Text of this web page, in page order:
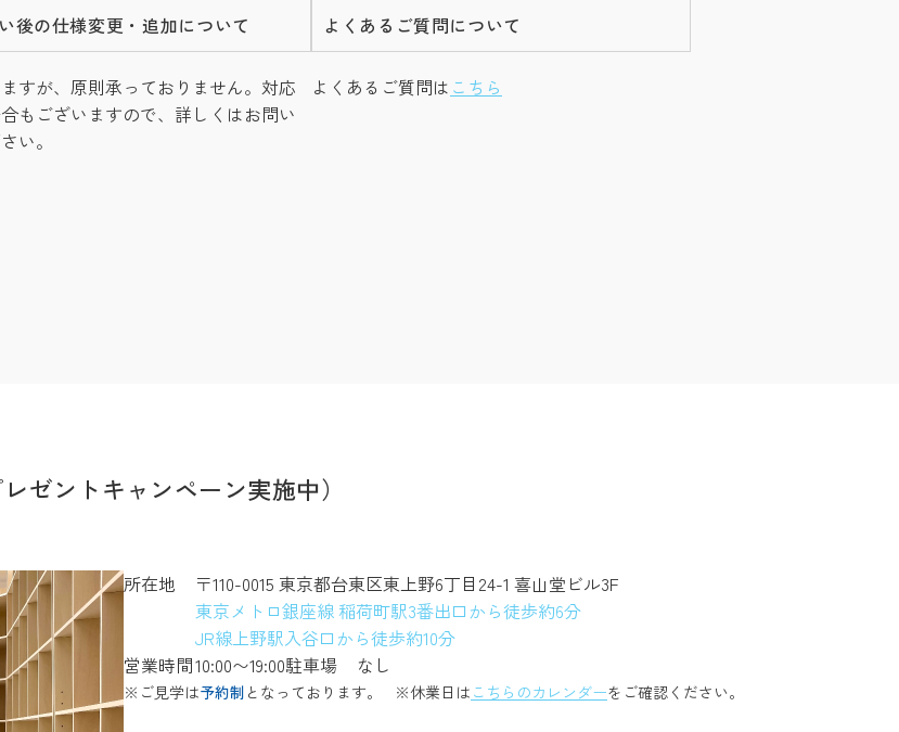
後の仕様変更・追加について
すが、原則承っておりません。対応
もございますので、詳しくはお問い
い。
よくあるご質問について
よくあるご質問は こちら
ゼントキャンペーン実施中）
所在地
〒110-0015 東京都台東区東上野6丁目24-1 喜山堂ビル3F
東京メトロ銀座線 稲荷町駅3番出口から徒歩約6分
JR線上野駅入谷口から徒歩約10分
営業時間10:00〜19:00駐車場 なし
※ご見学は予約制 となっております。 ※休業日は こちらのカレンダーをご確認ください。